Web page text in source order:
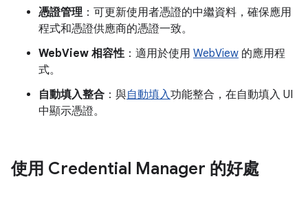
憑證管理：可更新使用者憑證的中繼資料，確保應用
程式和憑證供應商的憑證一致。
WebView 相容性：適用於使用 WebView 的應用程
式。
自動填入整合 ：與自動填入功能整合，在自動填入 UI
中顯示憑證。
使用 Credential Manager 的好處